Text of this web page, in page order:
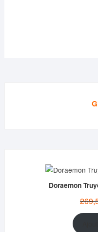
Doraemon